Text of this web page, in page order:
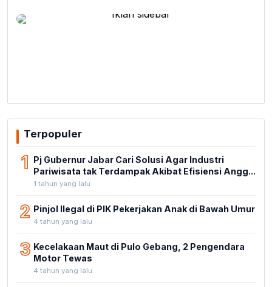
Terpopuler
1 Pj Gubernur Jabar Cari Solusi Agar Industri
Pariwisata tak Terdampak Akibat Efisiensi Angg...
1 tahun yang lalu
2 Pinjol Ilegal di PIK Pekerjakan Anak di Bawah Umur
4 tahun yang lalu
3 Kecelakaan Maut di Pulo Gebang, 2 Pengendara
Motor Tewas
4 tahun yang lalu